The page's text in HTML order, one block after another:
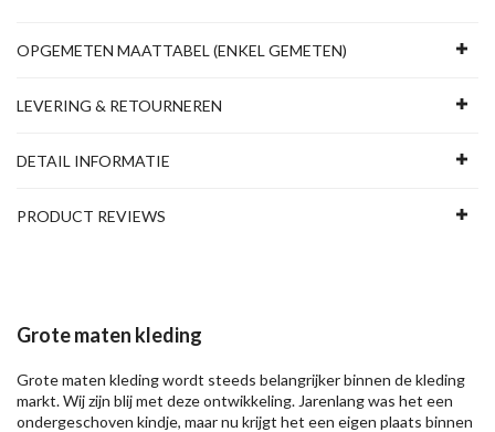
OPGEMETEN MAATTABEL (ENKEL GEMETEN)
LEVERING & RETOURNEREN
DETAIL INFORMATIE
PRODUCT REVIEWS
Grote maten kleding
Grote maten kleding wordt steeds belangrijker binnen de kleding
markt. Wij zijn blij met deze ontwikkeling. Jarenlang was het een
ondergeschoven kindje, maar nu krijgt het een eigen plaats binnen